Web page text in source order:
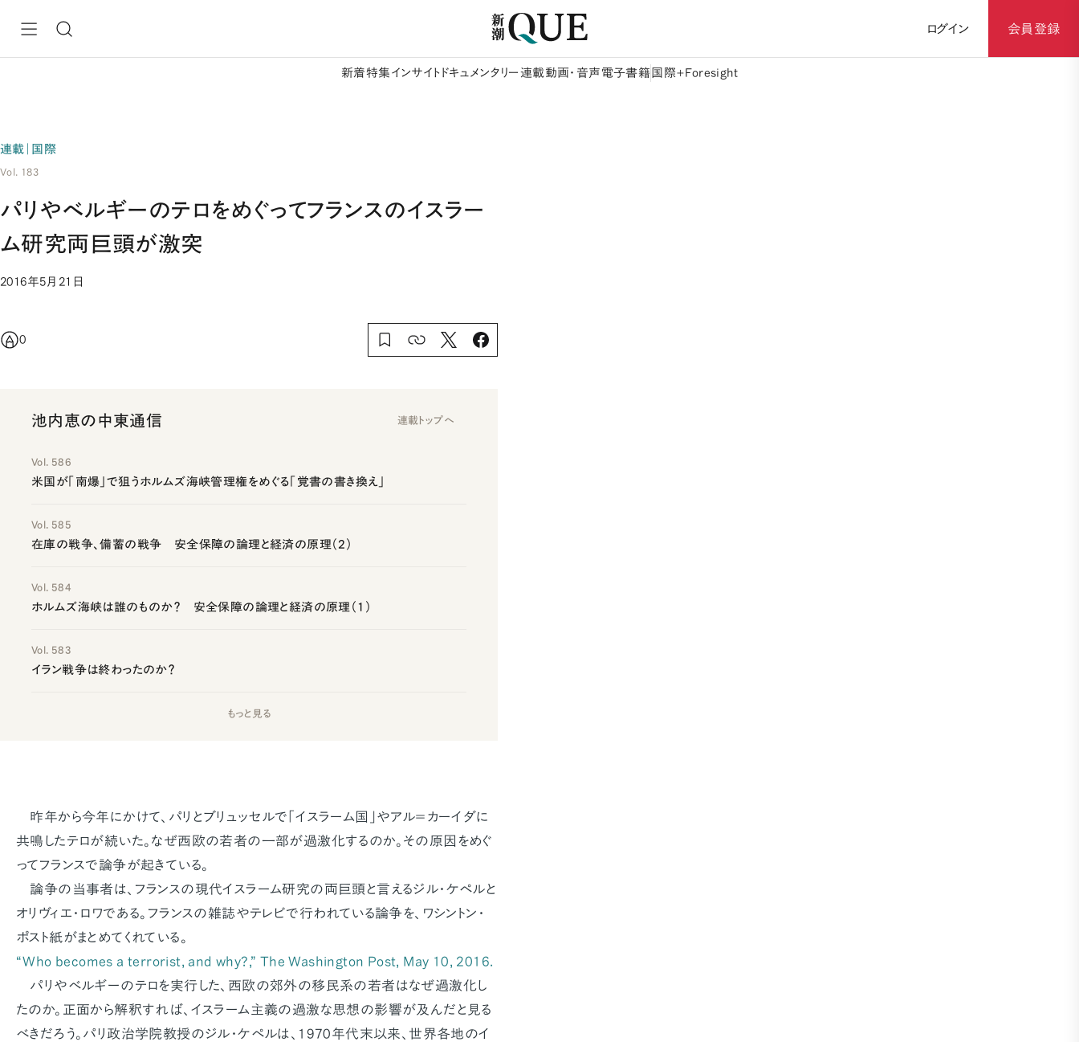
ログイン 会員登録
新着特集 インサイト ドキュメンタリー 連載動画・音声 電子書籍 国際+Foresight
連載｜国際
Vol. 183
パリやベルギーのテロをめぐってフランスのイスラー
ム研究両巨頭が激突
2016年5月21日
0
池内恵の中東通信 連載トップへ
Vol. 586
米国が「南爆」で狙うホルムズ海峡管理権をめぐる「覚書の書き換え」
Vol. 585
在庫の戦争、備蓄の戦争 安全保障の論理と経済の原理（2）
Vol. 584
ホルムズ海峡は誰のものか？ 安全保障の論理と経済の原理（1）
Vol. 583
イラン戦争は終わったのか？
もっと見る
昨年から今年にかけて、パリとブリュッセルで「イスラーム国」やアル＝カーイダに
共鳴したテロが続いた。なぜ西欧の若者の一部が過激化するのか。その原因をめぐ
ってフランスで論争が起きている。
論争の当事者は、フランスの現代イスラーム研究の両巨頭と言えるジル・ケペルと
オリヴィエ・ロワである。フランスの雑誌やテレビで行われている論争を、ワシントン・
ポスト紙がまとめてくれている。
“Who becomes a terrorist, and why?,” The Washington Post, May 10, 2016.
パリやベルギーのテロを実行した、西欧の郊外の移民系の若者はなぜ過激化し
たのか。正面から解釈すれば、イスラーム主義の過激な思想の影響が及んだと見る
べきだろう。パリ政治学院教授のジル・ケペルは、1970年代末以来、世界各地のイ